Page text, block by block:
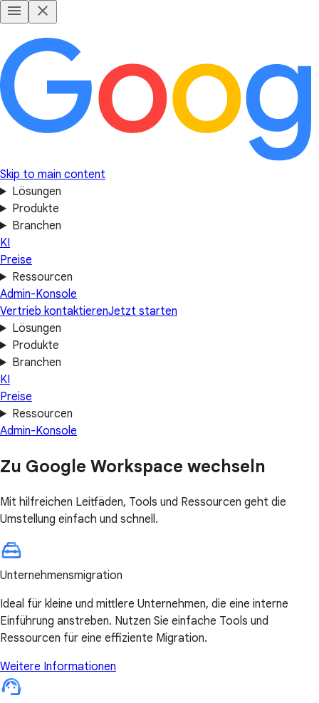
Skip to main content
Lösungen
Produkte
Branchen
KI
Preise
Ressourcen
Admin-Konsole
Vertrieb kontaktierenJetzt starten
Lösungen
Produkte
Branchen
KI
Preise
Ressourcen
Admin-Konsole
Zu Google Workspace wechseln
Mit hilfreichen Leitfäden, Tools und Ressourcen geht die
Umstellung einfach und schnell.
Unternehmensmigration
Ideal für kleine und mittlere Unternehmen, die eine interne
Einführung anstreben. Nutzen Sie einfache Tools und
Ressourcen für eine effiziente Migration.
Weitere Informationen